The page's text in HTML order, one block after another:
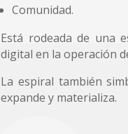
Comunidad.
Está rodeada de una
digital en la operación
La espiral también
expande y materializa.